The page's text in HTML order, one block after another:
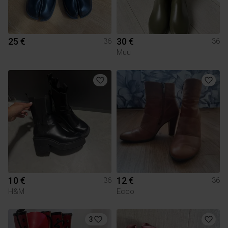
25 € 36 30 €
36
Muu
10 €
36
H&M
12 €
36
Ecco
3